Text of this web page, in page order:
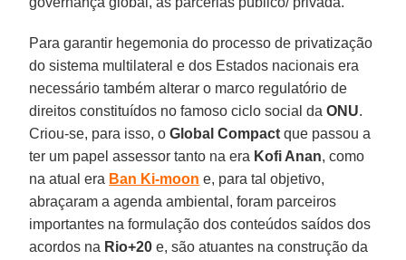
Para garantir hegemonia do processo de privatização
do sistema multilateral e dos Estados nacionais era
necessário também alterar o marco regulatório de
direitos constituídos no famoso ciclo social daONU.
Criou-se, para isso, oGlobal Compact que passou a
ter um papel assessor tanto na era Kofi Anan, como
na atual era Ban Ki-moon e, para tal objetivo,
abraçaram a agenda ambiental, foram parceiros
importantes na formulação dos conteúdos saídos dos
acordos na Rio+20 e, são atuantes na construção da